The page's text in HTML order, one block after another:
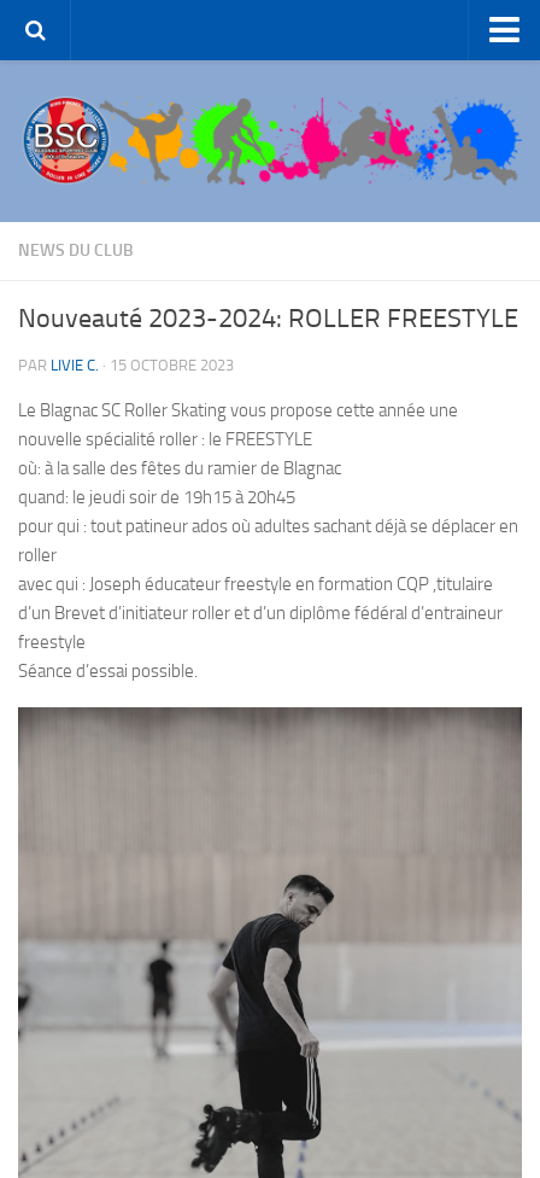
Le Club
Patinage Artistique
Roller-Hockey
Patinage de Loisirs
ROLLER-DANCE
Nous Contacter
Liens et partenaires
NEWS DU CLUB
Nouveauté 2023-2024: ROLLER FREESTYLE
PAR LIVIE C. · 15 OCTOBRE 2023
Le Blagnac SC Roller Skating vous propose cette année une
nouvelle spécialité roller : le FREESTYLE
où: à la salle des fêtes du ramier de Blagnac
quand: le jeudi soirde 19h15 à 20h45
pour qui : tout patineur ados où adultes sachant déjà se déplacer en
roller
avec qui : Joseph éducateur freestyle en formation CQP ,titulaire
d’un Brevet d’initiateur roller et d’un diplôme fédéral d’entraineur
freestyle
Séance d’essai possible.